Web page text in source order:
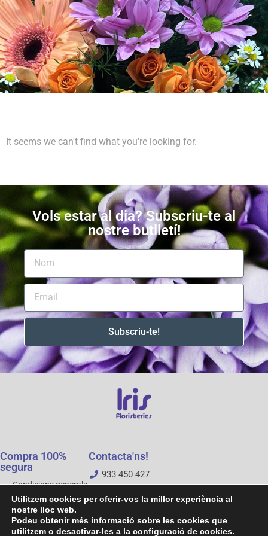
It seems we can't find what you're looking for.
Vols estar al dia? Subscriu-te al
nostre butlletí!
Subscriu-te!
Compra 100%
segura
Condicions generals
de la botiga
Avís legal
Política de privacitat
Contacta'ns!
933 450 427
Utilitzem cookies per oferir-vos la millor experiència al
nostre lloc web.
Podeu obtenir més informació sobre les cookies que
utilitzem o desactivar-les a la configuració de cookies.